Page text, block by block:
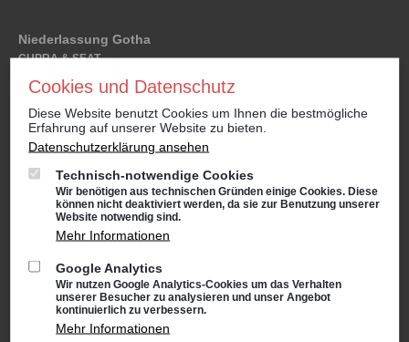
Niederlassung Gotha
CUPRA & SEAT
Cyrusstraße 22
99867 Gotha
Anfahrt:Route planen mit Google Maps
Tel.: +49 (0) 3621 45040
Öffnungszeiten
Service: Mo – Fr von 08:00 – 18:00 Uhr
und Sa von 09:00 – 13:00 Uhr
Teiledienst: Mo – Fr von 08:00 – 17:00 Uhr
Verkauf: Mo – Fr von 08:00 – 18:00 Uhr
und Sa von 09:00 – 13:00 Uhr
Waschanlage: Mo – Fr von 07:00 – 18:00 Uhr
und Sa von 09:00 – 13:00 Uhr
Cookies und Datenschutz
Diese Website benutzt Cookies um Ihnen die bestmögliche
Erfahrung auf unserer Website zu bieten.
Datenschutzerklärung ansehen
Technisch-notwendige Cookies
Wir benötigen aus technischen Gründen einige Cookies. Diese
können nicht deaktiviert werden, da sie zur Benutzung unserer
Website notwendig sind.
Mehr Informationen
Google Analytics
Wir nutzen Google Analytics-Cookies um das Verhalten
unserer Besucher zu analysieren und unser Angebot
kontinuierlich zu verbessern.
Mehr Informationen